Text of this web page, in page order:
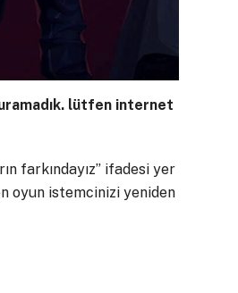
lütfen internet
farkındayız” ifadesi yer
oyun istemcinizi yeniden